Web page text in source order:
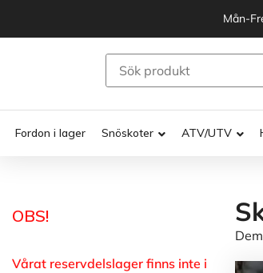
Mån-
Fordon i lager Snöskoter ATV/UTV
OBS!
Vårat reservdelslager finns inte i